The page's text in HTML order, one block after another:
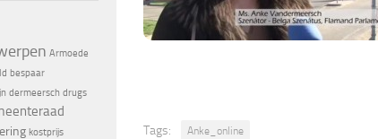
Tags: Anke_online
Armoede
bespaar
dermeersch drugs
kostprijs